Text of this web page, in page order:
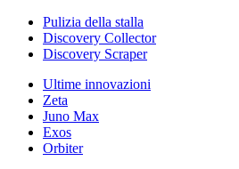
Pulizia della stalla
Discovery Collector
Discovery Scraper
Ultime innovazioni
Zeta
Juno Max
Exos
Orbiter